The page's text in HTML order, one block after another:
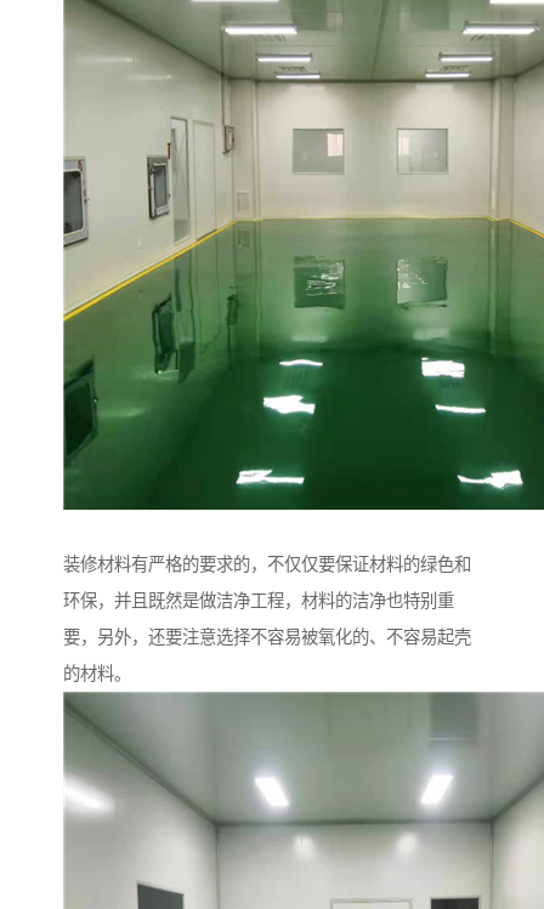
装修材料有严格的要求的，不仅仅要保证材料的绿色和
环保，并且既然是做洁净工程，材料的洁净也特别重
要，另外，还要注意选择不容易被氧化的、不容易起壳
的材料。